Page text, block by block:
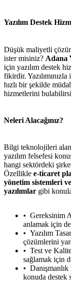
Yazılım Destek
Düşük maliyetli
ister misiniz? Adana
için yazılım destek
fikirdir.
hızlı bir şekilde
hizmetlerini
Neleri Alacağınız?
Bilgi teknolojileri
yazılım felsefesi
hangi sektördeki
Özellikle e-ticaret
yönetim sistemleri
yazılımlar gibi
Gereksinim
anlamak için
Yazılım
çözümlerini
Test ve
sağlamak için
konuda destek